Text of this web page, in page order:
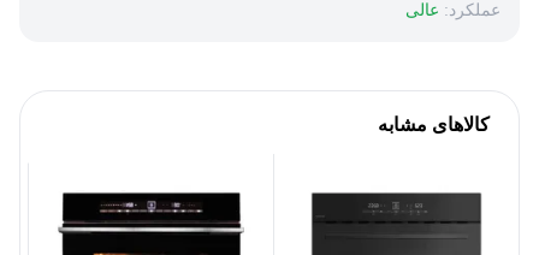
عملکرد: عالی
کالاهای مشابه